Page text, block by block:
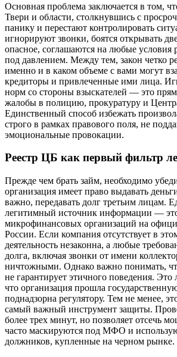
Основная проблема заключается в том,
Твери и области, столкнувшись с
панику и перестают контролировать
игнорируют звонки, боятся открывать
опасное, соглашаются на любые условия
под давлением. Между тем, закон четко
именно и в каком объеме с вами могут
кредиторы и привлеченные ими лица.
норм со стороны взыскателей — это
жалобы в полицию, прокуратуру и
Единственный способ избежать
строго в рамках правового поля, не
эмоциональные провокации.
Реестр ЦБ как первый фильтр
Прежде чем брать займ, необходимо
организация имеет право выдавать
важно, передавать долг третьим лицам.
легитимный источник информации —
микрофинансовых организаций на
России. Если компания отсутствует в
деятельность незаконна, а любые
долга, включая звонки от имени
ничтожными. Однако важно понимать,
не гарантирует этичного поведения. Это
что организация прошла
поднадзорна регулятору. Тем не менее,
самый важный инструмент защиты.
более трех минут, но позволяет отсечь
часто маскируются под МФО и
должников, купленные на черном рынке.